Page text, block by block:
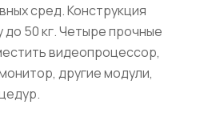
сред. Конструкция
до 50 кг. Четыре прочные
видеопроцессор,
другие модули,